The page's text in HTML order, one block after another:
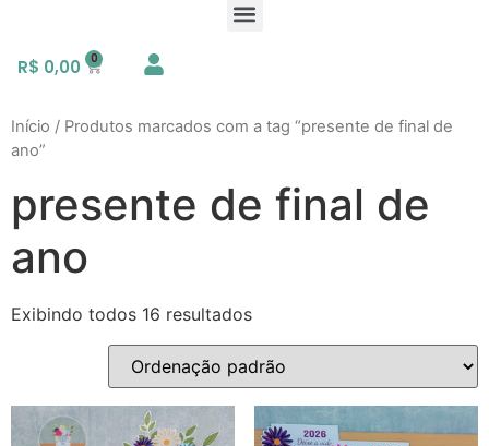
R$ 0,00
Início / Produtos marcados com a tag “presente de final de
ano”
presente de final de
ano
Exibindo todos 16 resultados